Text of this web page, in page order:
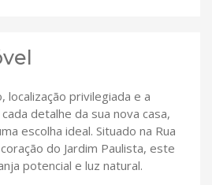
localização privilegiada e a
detalhe da sua nova casa,
escolha ideal. Situado na Rua
do Jardim Paulista, este
potencial e luz natural.